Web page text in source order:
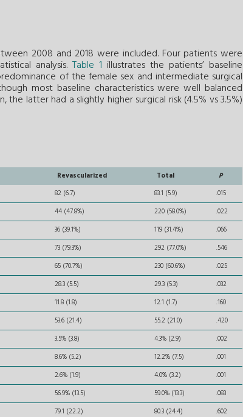
2008 and 2018 were included. Four patients were
analysis.Table 1 illustrates the patients’ baseline
of the female sex and intermediate surgical
most baseline characteristics were well balanced
latter had a slightly higher surgical risk (4.5% vs 3.5%)
Revascularized Total
P
82 (6.7) 83.1 (5.9)
.015
44 (47.8%) 220 (58.0%)
.022
36 (39.1%) 119 (31.4%)
.066
73 (79.3%) 292 (77.0%)
.546
65 (70.7%) 230 (60.6%)
.025
28.3 (5.5) 29.3 (5.3)
.032
11.8 (1.8) 12.1 (1.7)
.160
53.6 (21.4) 55.2 (21.0)
.420
3.5% (3.8) 4.3% (2.9)
.002
8.6% (5.2) 12.2% (7.5)
.001
2.6% (1.9) 4.0% (3.2)
.001
56.9% (13.5) 59.0% (13.3)
.083
79.1 (22.2) 80.3 (24.4) .602